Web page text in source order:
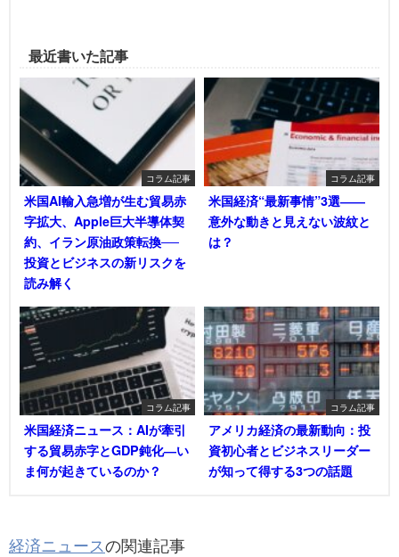
最近書いた記事
コラム記事
米国AI輸入急増が生む貿易赤
字拡大、Apple巨大半導体契
約、イラン原油政策転換──
投資とビジネスの新リスクを
読み解く
コラム記事
米国経済“最新事情”3選――
意外な動きと見えない波紋と
は？
コラム記事
米国経済ニュース：AIが牽引
する貿易赤字とGDP鈍化―い
ま何が起きているのか？
コラム記事
アメリカ経済の最新動向：投
資初心者とビジネスリーダー
が知って得する3つの話題
経済ニュースの関連記事